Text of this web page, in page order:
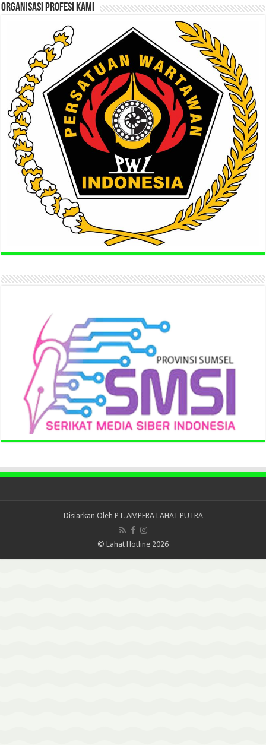
ORGANISASI PROFESI KAMI
Disiarkan Oleh PT. AMPERA LAHAT PUTRA
© Lahat Hotline 2026